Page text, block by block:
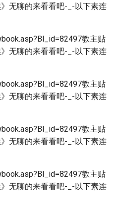
无聊的来看看吧-_-以下素连
教主贴
无聊的来看看吧-_-以下素连
教主贴
无聊的来看看吧-_-以下素连
教主贴
无聊的来看看吧-_-以下素连
教主贴
无聊的来看看吧-_-以下素连